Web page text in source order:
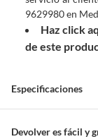
9629980 en
Haz click
de este
Especificaciones
Apto para horno
Devolver es fácil y